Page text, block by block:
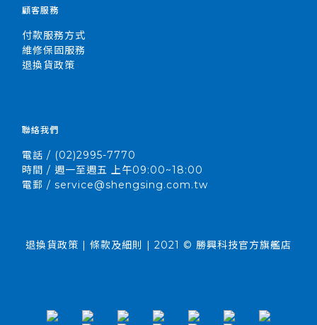
顧客服務
付款服務方式
維修保固服務
退換貨政策
聯絡我們
電話 / (02)2995-7770
時間 / 週一至週五 上午09:00~18:00
電郵 / service@shengsing.com.tw
退換貨政策 | 條款及細則 | 2021 © 勝興科技官方旗艦店